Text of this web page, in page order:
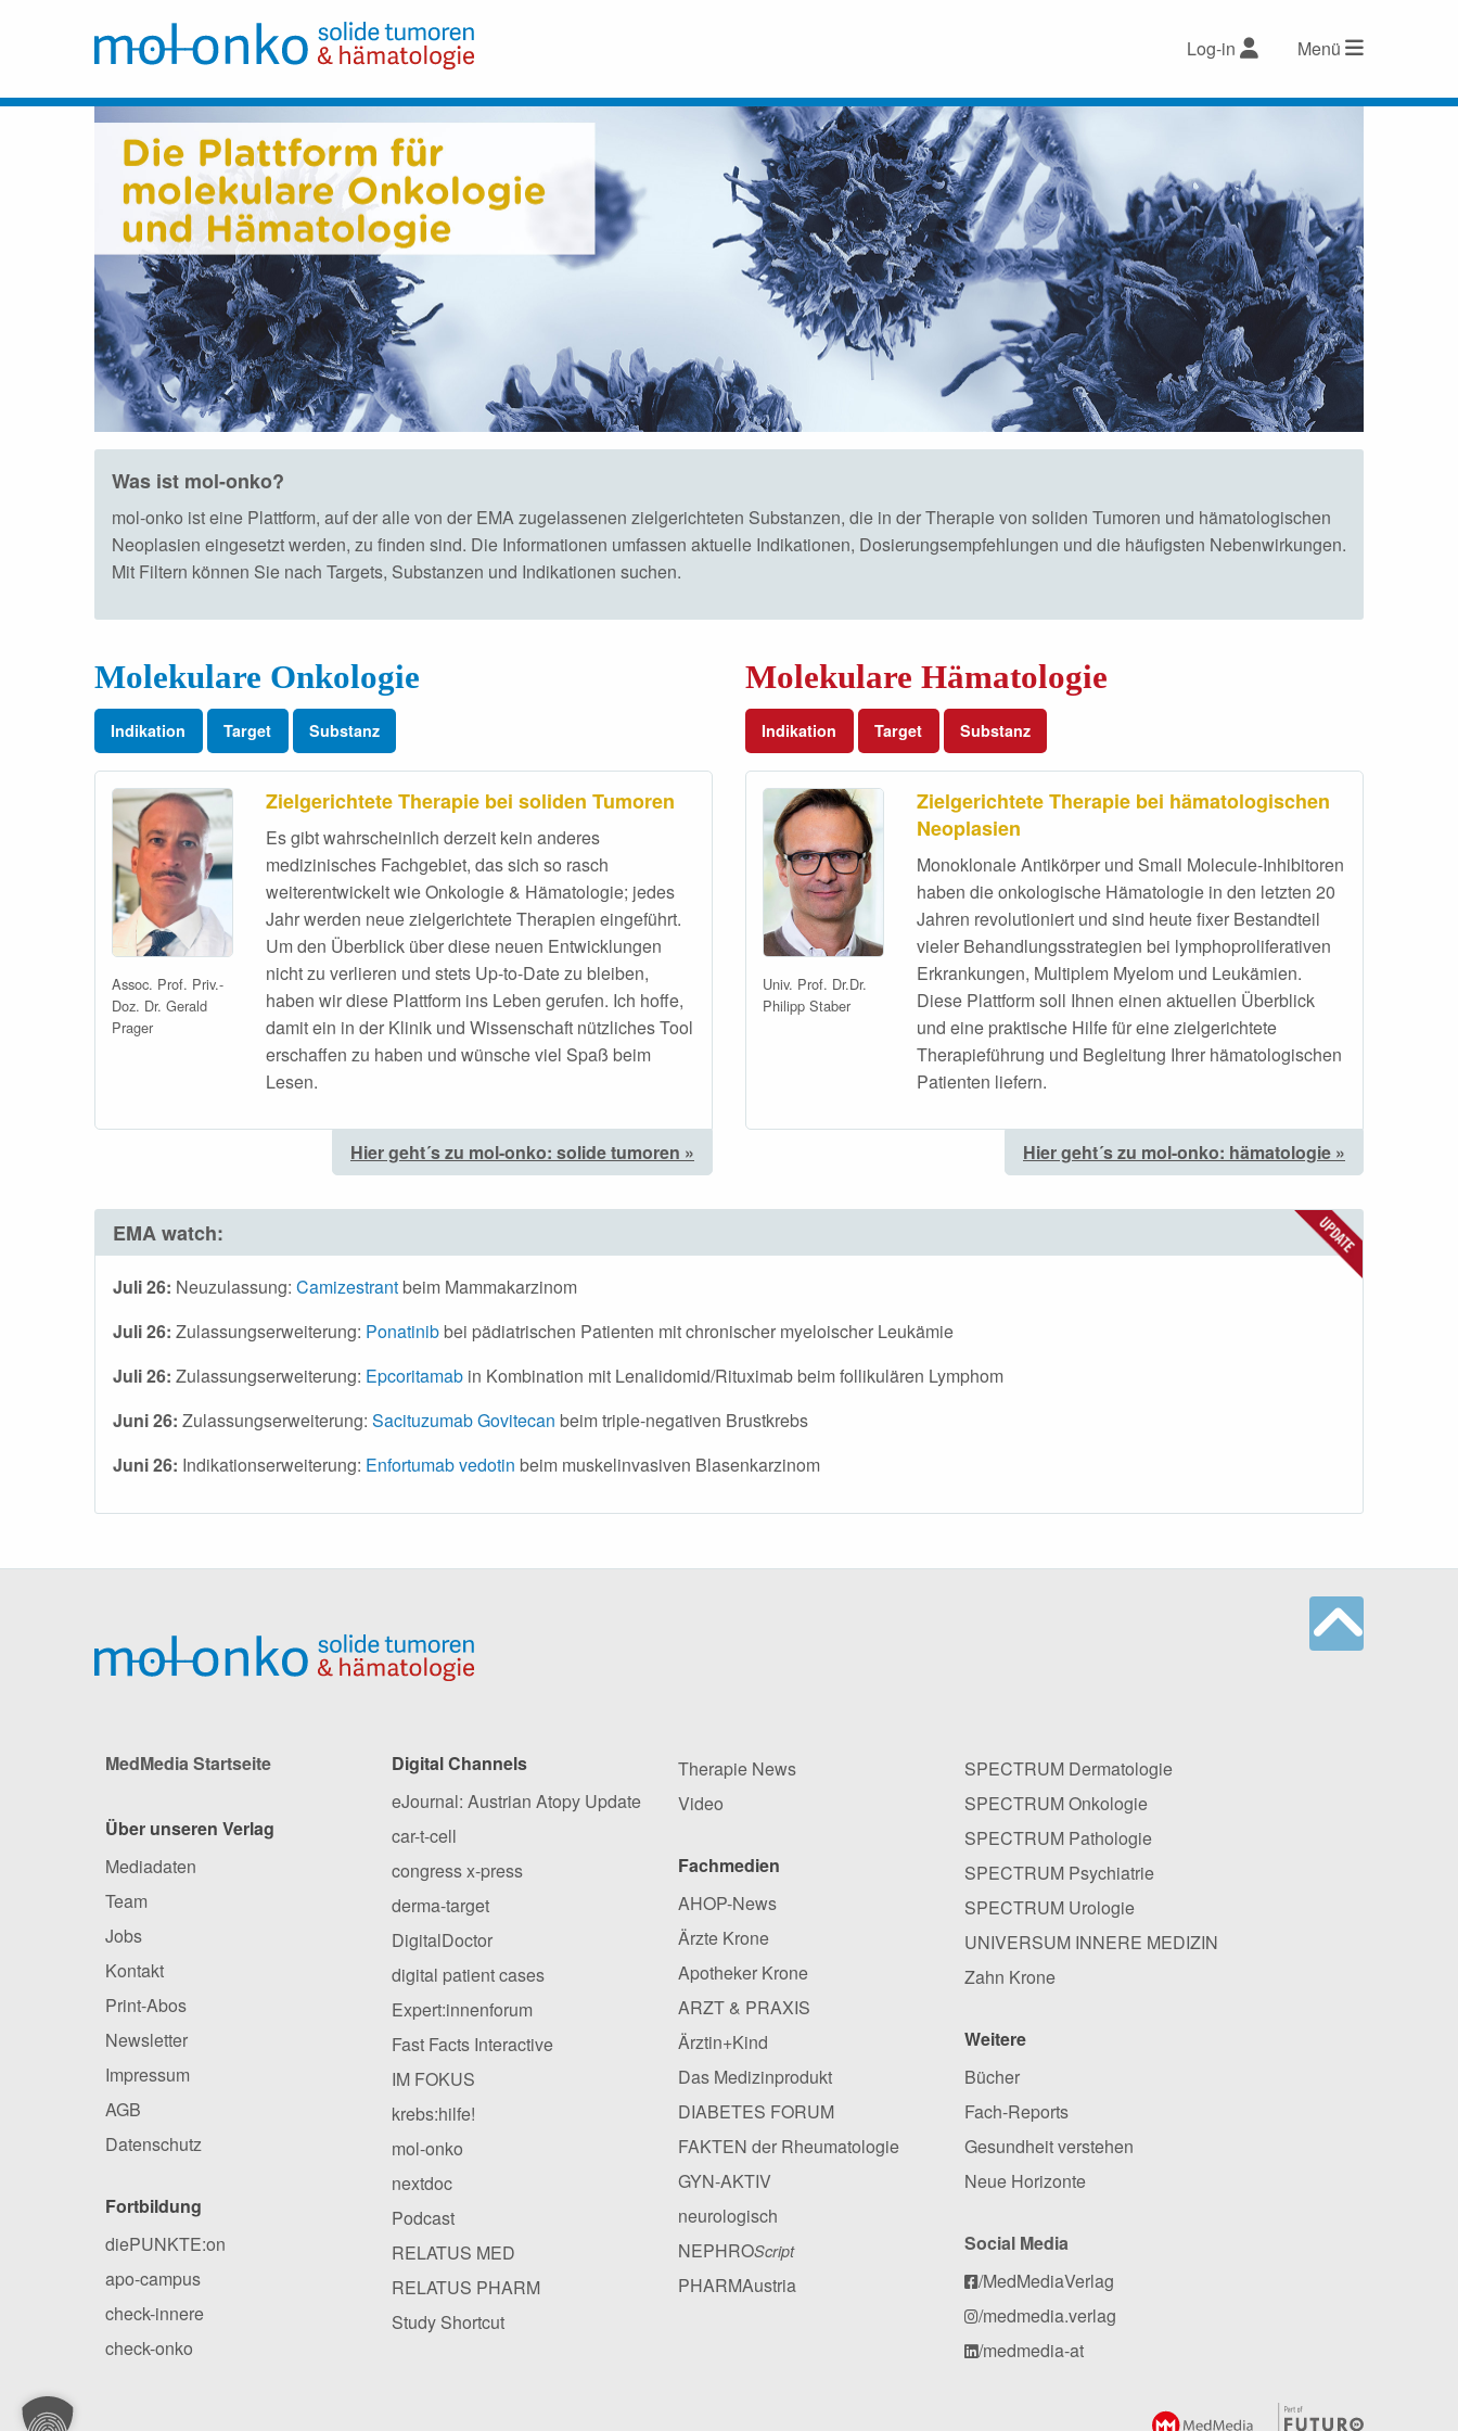
Log-in Menü
Was ist mol-onko?
mol-onko ist eine Plattform, auf der alle von der EMA zugelassenen zielgerichteten Substanzen, die in der Therapie von soliden Tumoren und hämatologischen
Neoplasien eingesetzt werden, zu finden sind. Die Informationen umfassen aktuelle Indikationen, Dosierungsempfehlungen und die häufigsten Nebenwirkungen.
Mit Filtern können Sie nach Targets, Substanzen und Indikationen suchen.
Molekulare Onkologie
Indikation Target Substanz
Assoc. Prof. Priv.-
Doz. Dr. Gerald
Prager
Zielgerichtete Therapie bei soliden Tumoren
Es gibt wahrscheinlich derzeit kein anderes
medizinisches Fachgebiet, das sich so rasch
weiterentwickelt wie Onkologie & Hämatologie; jedes
Jahr werden neue zielgerichtete Therapien eingeführt.
Um den Überblick über diese neuen Entwicklungen
nicht zu verlieren und stets Up-to-Date zu bleiben,
haben wir diese Plattform ins Leben gerufen. Ich hoffe,
damit ein in der Klinik und Wissenschaft nützliches Tool
erschaffen zu haben und wünsche viel Spaß beim
Lesen.
Hier geht´s zu mol-onko: solide tumoren »
Molekulare Hämatologie
Indikation Target Substanz
Univ. Prof. Dr.Dr.
Philipp Staber
Zielgerichtete Therapie bei hämatologischen
Neoplasien
Monoklonale Antikörper und Small Molecule-Inhibitoren
haben die onkologische Hämatologie in den letzten 20
Jahren revolutioniert und sind heute fixer Bestandteil
vieler Behandlungsstrategien bei lymphoproliferativen
Erkrankungen, Multiplem Myelom und Leukämien.
Diese Plattform soll Ihnen einen aktuellen Überblick
und eine praktische Hilfe für eine zielgerichtete
Therapieführung und Begleitung Ihrer hämatologischen
Patienten liefern.
Hier geht´s zu mol-onko: hämatologie »
EMA watch:
Juli 26: Neuzulassung: Camizestrant beim Mammakarzinom
Juli 26: Zulassungserweiterung: Ponatinib bei pädiatrischen Patienten mit chronischer myeloischer Leukämie
Juli 26: Zulassungserweiterung: Epcoritamab in Kombination mit Lenalidomid/Rituximab beim follikulären Lymphom
Juni 26: Zulassungserweiterung: Sacituzumab Govitecan beim triple-negativen Brustkrebs
Juni 26: Indikationserweiterung: Enfortumab vedotin beim muskelinvasiven Blasenkarzinom
MedMedia Startseite
Über unseren Verlag
Mediadaten
Team
Jobs
Kontakt
Print-Abos
Newsletter
Impressum
AGB
Datenschutz
Fortbildung
diePUNKTE:on
apo-campus
check-innere
check-onko
Digital Channels
eJournal: Austrian Atopy Update
car-t-cell
congress x-press
derma-target
DigitalDoctor
digital patient cases
Expert:innenforum
Fast Facts Interactive
IM FOKUS
krebs:hilfe!
mol-onko
nextdoc
Podcast
RELATUS MED
RELATUS PHARM
Study Shortcut
Therapie News
Video
Fachmedien
AHOP-News
Ärzte Krone
Apotheker Krone
ARZT & PRAXIS
Ärztin+Kind
Das Medizinprodukt
DIABETES FORUM
FAKTEN der Rheumatologie
GYN-AKTIV
neurologisch
NEPHROScript
PHARMAustria
SPECTRUM Dermatologie
SPECTRUM Onkologie
SPECTRUM Pathologie
SPECTRUM Psychiatrie
SPECTRUM Urologie
UNIVERSUM INNERE MEDIZIN
Zahn Krone
Weitere
Bücher
Fach-Reports
Gesundheit verstehen
Neue Horizonte
Social Media
/MedMediaVerlag
/medmedia.verlag
/medmedia-at